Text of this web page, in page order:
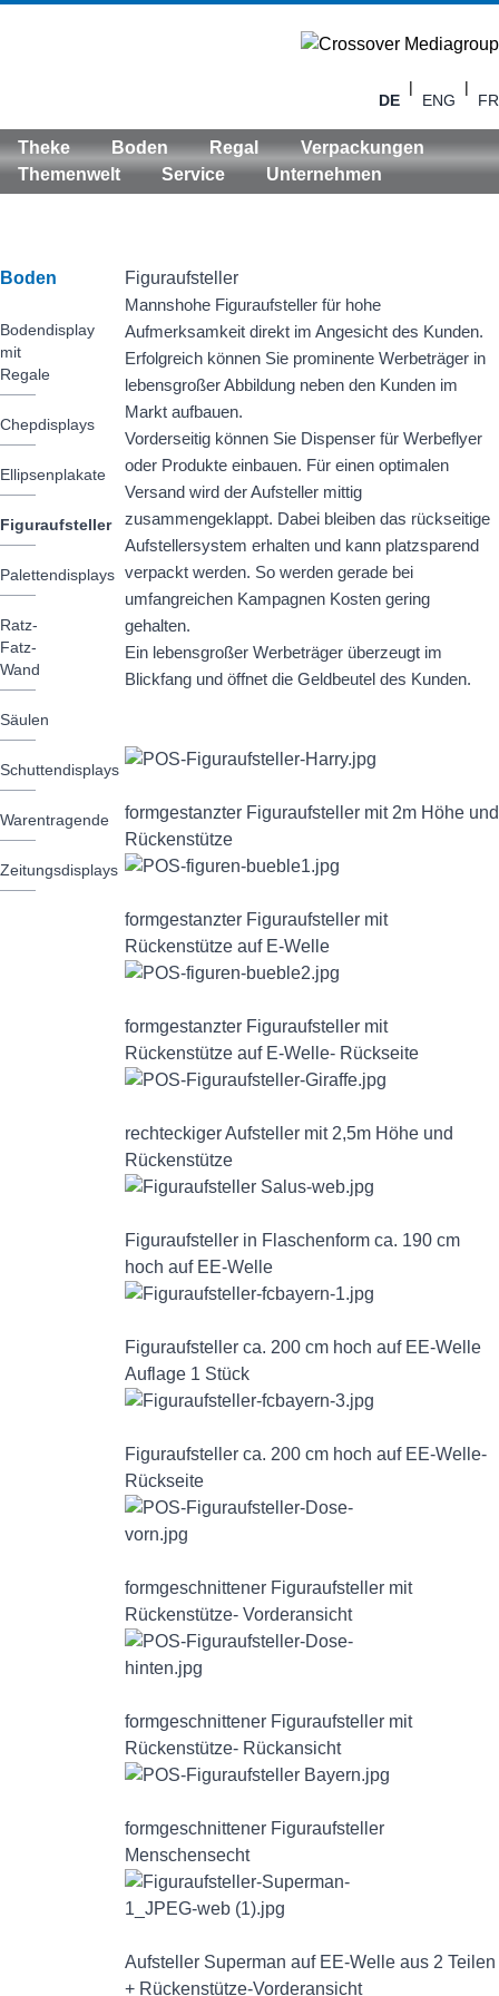
DE
|
ENG
|
FR
Theke Boden Regal
Verpackungen
Themenwelt
Service Unternehmen
Boden
Bodendisplay
mit
Regale
Chepdisplays
Ellipsenplakate
Figuraufsteller
Palettendisplays
Ratz-
Fatz-
Wand
Säulen
Schuttendisplays
Warentragende
Zeitungsdisplays
Figuraufsteller
Mannshohe Figuraufsteller für hohe
Aufmerksamkeit direkt im Angesicht des Kunden.
Erfolgreich können Sie prominente Werbeträger in
lebensgroßer Abbildung neben den Kunden im
Markt aufbauen.
Vorderseitig können Sie Dispenser für Werbeflyer
oder Produkte einbauen. Für einen optimalen
Versand wird der Aufsteller mittig
zusammengeklappt. Dabei bleiben das rückseitige
Aufstellersystem erhalten und kann platzsparend
verpackt werden. So werden gerade bei
umfangreichen Kampagnen Kosten gering
gehalten.
Ein lebensgroßer Werbeträger überzeugt im
Blickfang und öffnet die Geldbeutel des Kunden.
formgestanzter Figuraufsteller mit 2m Höhe und
Rückenstütze
formgestanzter Figuraufsteller mit
Rückenstütze auf E-Welle
formgestanzter Figuraufsteller mit
Rückenstütze auf E-Welle- Rückseite
rechteckiger Aufsteller mit 2,5m Höhe und
Rückenstütze
Figuraufsteller in Flaschenform ca. 190 cm
hoch auf EE-Welle
Figuraufsteller ca. 200 cm hoch auf EE-Welle
Auflage 1 Stück
Figuraufsteller ca. 200 cm hoch auf EE-Welle-
Rückseite
formgeschnittener Figuraufsteller mit
Rückenstütze- Vorderansicht
formgeschnittener Figuraufsteller mit
Rückenstütze- Rückansicht
formgeschnittener Figuraufsteller
Menschensecht
Aufsteller Superman auf EE-Welle aus 2 Teilen
+ Rückenstütze-Vorderansicht